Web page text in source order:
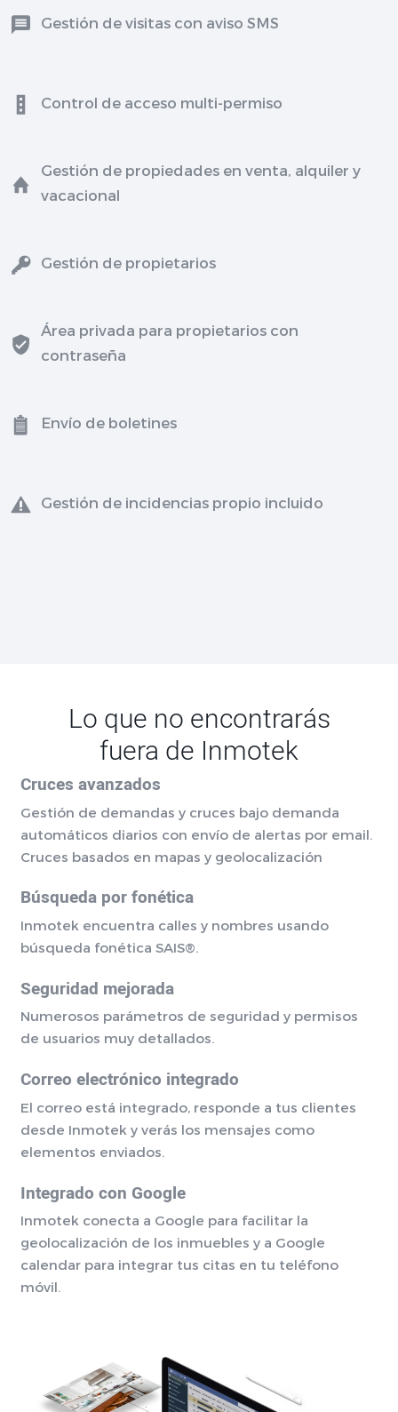
Gestión de visitas con aviso SMS
Control de acceso multi-permiso
Gestión de propiedades en venta, alquiler y
vacacional
Gestión de propietarios
Área privada para propietarios con
contraseña
Envío de boletines
Gestión de incidencias propio incluido
Lo que no encontrarás
fuera de Inmotek
Cruces avanzados
Gestión de demandas y cruces bajo demanda
automáticos diarios con envío de alertas por email.
Cruces basados en mapas y geolocalización
Búsqueda por fonética
Inmotek encuentra calles y nombres usando
búsqueda fonética SAIS®.
Seguridad mejorada
Numerosos parámetros de seguridad y permisos
de usuarios muy detallados.
Correo electrónico integrado
El correo está integrado, responde a tus clientes
desde Inmotek y verás los mensajes como
elementos enviados.
Integrado con Google
Inmotek conecta a Google para facilitar la
geolocalización de los inmuebles y a Google
calendar para integrar tus citas en tu teléfono
móvil.